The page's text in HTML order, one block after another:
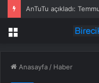
Menü
Anasayfa / Haber